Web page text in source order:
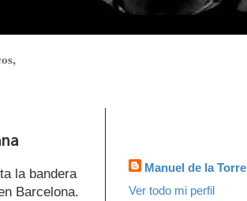
la bandera
Barcelona.
Manuel de la Torre
Ver todo mi perfil